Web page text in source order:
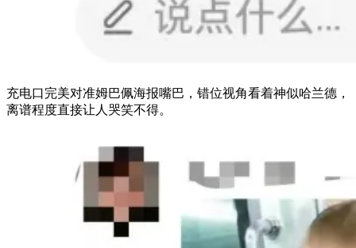
充电口完美对准姆巴佩海报嘴巴，错位视角看着神似哈兰德，
离谱程度直接让人哭笑不得。